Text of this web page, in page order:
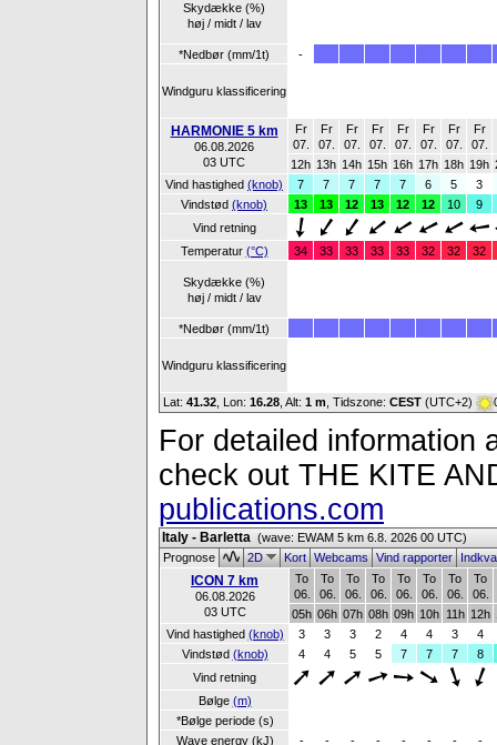
Skydække (%)
høj / midt / lav
*Nedbør (mm/1t) -
Windguru klassificering
HARMONIE 5 km
06.08.2026
03 UTC
Fr
07.
Fr
07.
Fr
07.
Fr
07.
Fr
07.
Fr
07.
Fr
07.
Fr
07.
12h 13h 14h 15h 16h 17h 18h 19h
Vind hastighed (knob) 7 7 7 7 7 6 5
3
Vindstød (knob) 13 13 12 13 12 12 10
9
Vind retning
Temperatur (°C) 34 33 33 33 33 32 32 32
Skydække (%)
høj / midt / lav
*Nedbør (mm/1t)
Windguru klassificering
Lat: 41.32 , Lon: 16.28 Alt: 1 m , Tidszone: CEST (UTC+2)
For detailed information
check out THE KITE
publications.com
Italy - Barletta (wave: EWAM 5 km 6.8. 2026 00 UTC)
Prognose
2D KortWebcamsVind rapporter
ICON 7 km
06.08.2026
03 UTC
To
06.
To
06.
To
06.
To
06.
To
06.
To
06.
To
06.
To
06.
05h 06h 07h 08h 09h 10h 11h 12h
Vind hastighed (knob) 3 3 3 2 4 4 3
4
Vindstød (knob) 4 4 5 5 7 7 7
8
Vind retning
Bølge (m)
*Bølge periode (s)
Wave energy (kJ)
- - - - - - - -